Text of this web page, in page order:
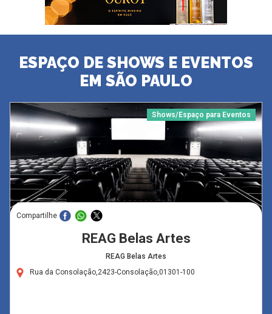
ESPAÇO DE SHOWS E EVENTOS
EM SÃO PAULO
Shows/Espaço para Eventos
Compartilhe
REAG Belas Artes
REAG Belas Artes
Rua da Consolação,2423-Consolação,01301-100